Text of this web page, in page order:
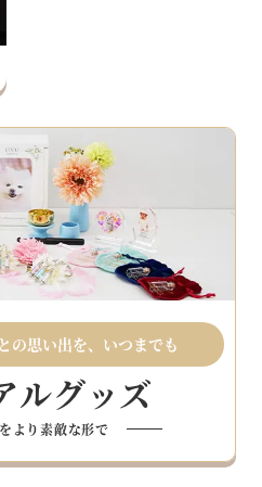
の思い出を、いつまでも
ルグッズ
より素敵な形で